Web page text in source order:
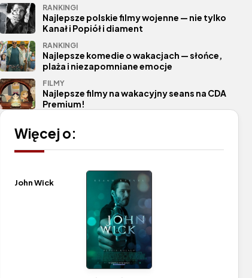
RANKINGI
Najlepsze polskie filmy wojenne — nie tylko
Kanał i Popiół i diament
RANKINGI
Najlepsze komedie o wakacjach — słońce,
plaża i niezapomniane emocje
FILMY
Najlepsze filmy na wakacyjny seans na CDA
Premium!
Więcej o:
John Wick